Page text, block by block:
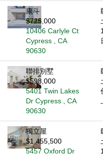
康斗
$725,000
10406 Carlyle Ct
Cypress , CA
90630
聯排別墅
$598,000
5401 Twin Lakes
Dr Cypress , CA
90630
獨立屋
$1,455,500
5457 Oxford Dr